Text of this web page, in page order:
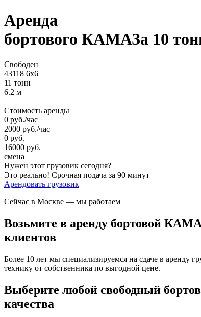
Аренда
бортового КАМАЗа 10
Свободен
43118 6х6
11 тонн
6.2 м
Стоимость аренды
0 руб./час
2000 руб./час
0 руб.
16000 руб.
смена
Нужен этот грузовик сегодня?
Это реально! Срочная подача за 90 минут
Арендовать грузовик
Сейчас в Москве — мы работаем
Возьмите в аренду бортовой
клиентов
Более 10 лет мы специализируемся на сдаче в
технику от собственника по выгодной цене.
Выберите любой свободный
качества